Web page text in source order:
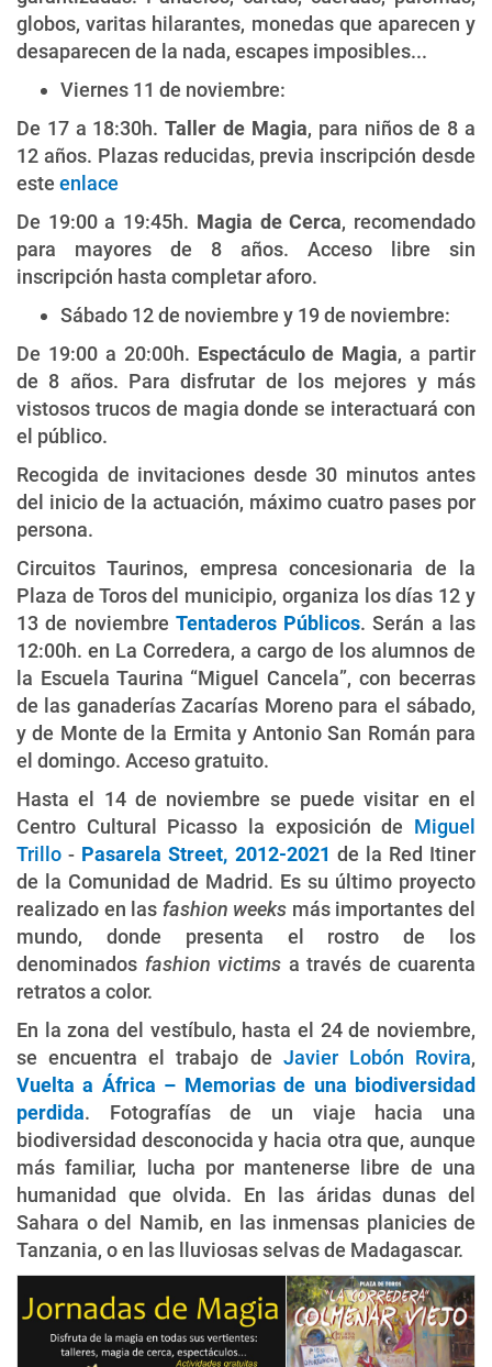
globos, varitas hilarantes, monedas que aparecen y
desaparecen de la nada, escapes imposibles...
Viernes 11 de noviembre:
De 17 a 18:30h.Taller de Magia, para niños de 8 a
12 años. Plazas reducidas, previa inscripción desde
este enlace
De 19:00 a 19:45h. Magia de Cerca, recomendado
para mayores de 8 años. Acceso libre sin
inscripción hasta completar aforo.
Sábado 12 de noviembre y 19 de noviembre:
De 19:00 a 20:00h. Espectáculo de Magia, a partir
de 8 años. Para disfrutar de los mejores y más
vistosos trucos de magia donde se interactuará con
el público.
Recogida de invitaciones desde 30 minutos antes
del inicio de la actuación, máximo cuatro pases por
persona.
Circuitos Taurinos, empresa concesionaria de la
Plaza de Toros del municipio, organiza los días 12 y
13 de noviembre Tentaderos Públicos. Serán a las
12:00h. en La Corredera, a cargo de los alumnos de
la Escuela Taurina “Miguel Cancela”, con becerras
de las ganaderías Zacarías Moreno para el sábado,
y de Monte de la Ermita y Antonio San Román para
el domingo. Acceso gratuito.
Hasta el 14 de noviembre se puede visitar en el
Centro Cultural Picasso la exposición de Miguel
Trillo - Pasarela Street, 2012-2021 de la Red Itiner
de la Comunidad de Madrid. Es su último proyecto
realizado en las fashion weeks más importantes del
mundo, donde presenta el rostro de los
denominados fashion victims a través de cuarenta
retratos a color.
En la zona del vestíbulo, hasta el 24 de noviembre,
se encuentra el trabajo de Javier Lobón Rovira,
Vuelta a África – Memorias de una biodiversidad
perdida. Fotografías de un viaje hacia una
biodiversidad desconocida y hacia otra que, aunque
más familiar, lucha por mantenerse libre de una
humanidad que olvida. En las áridas dunas del
Sahara o del Namib, en las inmensas planicies de
Tanzania, o en las lluviosas selvas de Madagascar.